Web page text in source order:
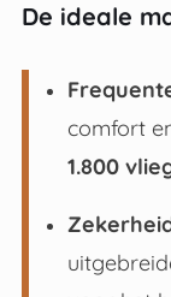
De ideale
comfort
1.800